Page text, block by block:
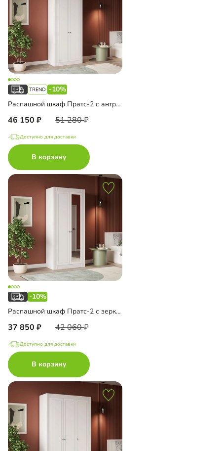
-10%
Распашной шкаф Пратс-2 с антресолью
46 150 51 280
Доступно для доставки
В корзину
-10%
Распашной шкаф Пратс-2 с зеркалом
37 850 42 060
Доступно для доставки
В корзину